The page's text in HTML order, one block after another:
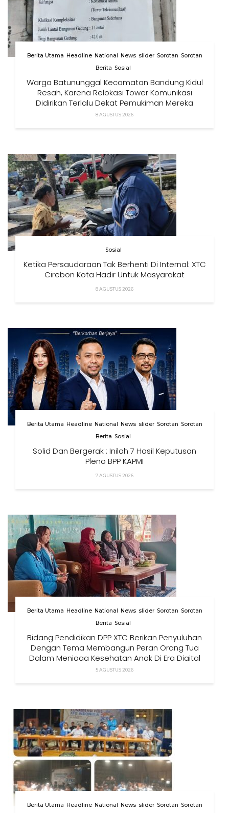
Berita Utama Headline National News slider Sorotan Sorotan
Berita Sosial
Warga Batununggal Kecamatan Bandung Kidul
Resah, Karena Relokasi Tower Komunikasi
Didirikan Terlalu Dekat Pemukiman Mereka
8 AGUSTUS 2026
Sosial
Ketika Persaudaraan Tak Berhenti Di Internal: XTC
Cirebon Kota Hadir Untuk Masyarakat
8 AGUSTUS 2026
Berita Utama Headline National News slider Sorotan Sorotan
Berita Sosial
Solid Dan Bergerak : Inilah 7 Hasil Keputusan
Pleno BPP KAPMI
7 AGUSTUS 2026
Berita Utama Headline National News slider Sorotan Sorotan
Berita Sosial
Bidang Pendidikan DPP XTC Berikan Penyuluhan
Dengan Tema Membangun Peran Orang Tua
Dalam Menjaga Kesehatan Anak Di Era Digital
5 AGUSTUS 2026
Berita Utama Headline National News slider Sorotan Sorotan